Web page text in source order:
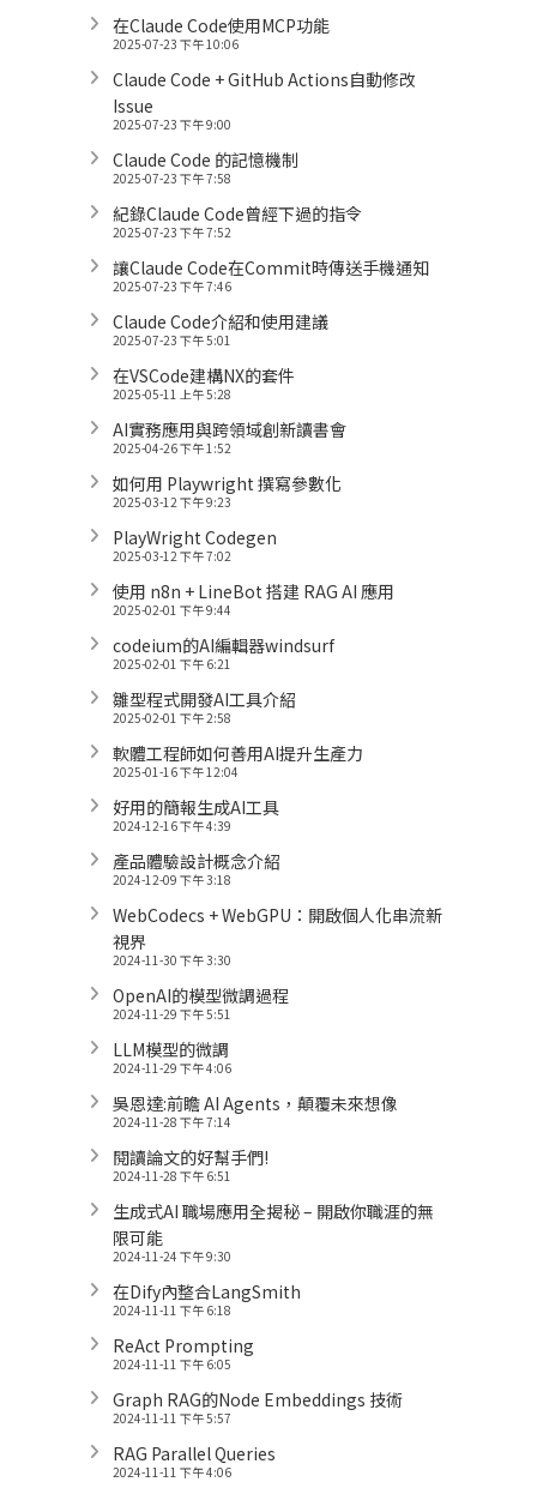
在Claude Code使用MCP功能
2025-07-23 下午 10:06
Claude Code + GitHub Actions自動修改
Issue
2025-07-23 下午 9:00
Claude Code 的記憶機制
2025-07-23 下午 7:58
紀錄Claude Code曾經下過的指令
2025-07-23 下午 7:52
讓Claude Code在Commit時傳送手機通知
2025-07-23 下午 7:46
Claude Code介紹和使用建議
2025-07-23 下午 5:01
在VSCode建構NX的套件
2025-05-11 上午 5:28
AI實務應用與跨領域創新讀書會
2025-04-26 下午 1:52
如何用 Playwright 撰寫參數化
2025-03-12 下午 9:23
PlayWright Codegen
2025-03-12 下午 7:02
使用 n8n + LineBot 搭建 RAG AI 應用
2025-02-01 下午 9:44
codeium的AI編輯器windsurf
2025-02-01 下午 6:21
雛型程式開發AI工具介紹
2025-02-01 下午 2:58
軟體工程師如何善用AI提升生產力
2025-01-16 下午 12:04
好用的簡報生成AI工具
2024-12-16 下午 4:39
產品體驗設計概念介紹
2024-12-09 下午 3:18
WebCodecs + WebGPU：開啟個人化串流新
視界
2024-11-30 下午 3:30
OpenAI的模型微調過程
2024-11-29 下午 5:51
LLM模型的微調
2024-11-29 下午 4:06
吳恩達:前瞻 AI Agents，顛覆未來想像
2024-11-28 下午 7:14
閱讀論文的好幫手們!
2024-11-28 下午 6:51
生成式AI 職場應用全揭秘 – 開啟你職涯的無
限可能
2024-11-24 下午 9:30
在Dify內整合LangSmith
2024-11-11 下午 6:18
ReAct Prompting
2024-11-11 下午 6:05
Graph RAG的Node Embeddings 技術
2024-11-11 下午 5:57
RAG Parallel Queries
2024-11-11 下午 4:06